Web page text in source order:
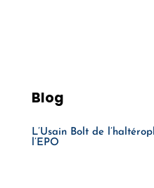
Blog
L’Usain Bolt de
l’EPO